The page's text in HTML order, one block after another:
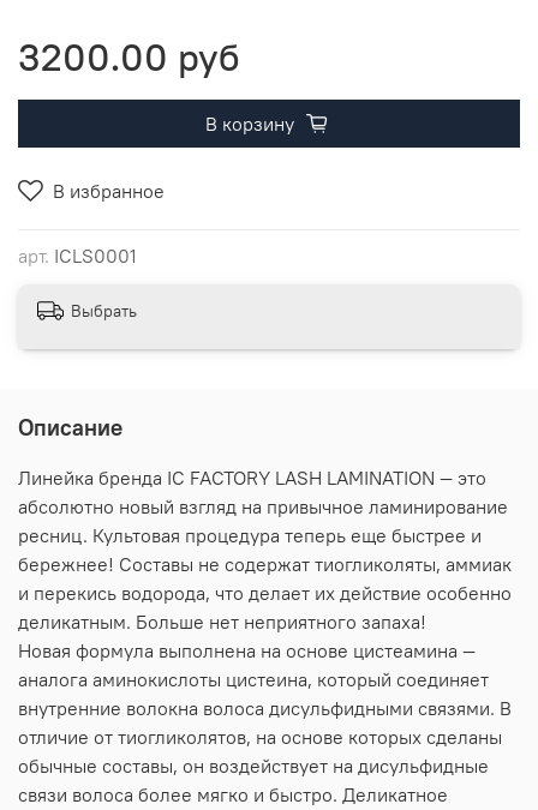
В избранное
арт. ICLS0001
3200.00 руб
В корзину
Выбрать
Описание
Линейка бренда IC FACTORY LASH LAMINATION — это
абсолютно новый взгляд на привычное ламинирование
ресниц. Культовая процедура теперь еще быстрее и
бережнее! Составы не содержат тиогликоляты, аммиак
и перекись водорода, что делает их действие особенно
деликатным. Больше нет неприятного запаха!
Новая формула выполнена на основе цистеамина —
аналога аминокислоты цистеина, который соединяет
внутренние волокна волоса дисульфидными связями. В
отличие от тиогликолятов, на основе которых сделаны
обычные составы, он воздействует на дисульфидные
связи волоса более мягко и быстро. Деликатное